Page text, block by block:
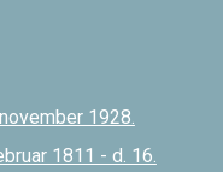
1928.
1811 - d. 16.